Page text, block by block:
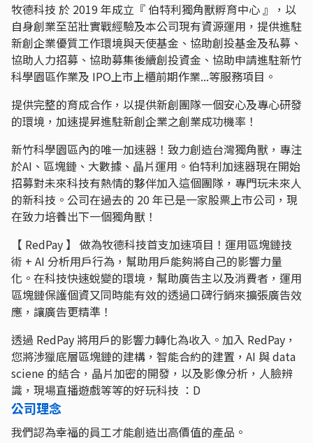
牧德科技 於 2019 年成立『 伯特利獨角獸孵育中心 』，以
自身創業至茁壯實戰經驗及本公司現有資源運用，提供進駐
新創企業優質工作環境與天使基金、協助創投基金及私募、
協助人力招募、協助募集後續創投資金、協助申請進駐新竹
科學園區作業及 IPO上市上櫃前期作業...等服務項目。
提供完整的育成合作，以提供新創團隊一個安心及專心研發
的環境，加速提昇進駐新創企業之創業成功機率！
新竹科學園區內的唯一加速器！致力創造台灣獨角獸，專注
於AI、區塊鏈、大數據、晶片運用。伯特利加速器現在開始
招募對未來科技有熱情的夥伴加入這個團隊，專門玩未來人
的新科技。公司在過去的 20 年已是一家股票上市公司，現
在致力培養出下一個獨角獸！
【 RedPay 】 做為牧德科技首支加速項目！運用區塊鏈技
術 + AI 分析用戶行為，幫助用戶能夠將自己的影響力量
化。在科技快速蛻變的環境，幫助廣告主以及消費者，運用
區塊鏈保護個資又同時能有效的透過口碑行銷來擴張廣告效
應，讓廣告更精準！
透過 RedPay 將用戶的影響力轉化為收入。加入 RedPay，
您將涉獵底層區塊鏈的建構，智能合約的建置，AI 與 data
sciene 的結合，晶片加密的開發，以及影像分析，人臉辨
識，現場直播遊戲等等的好玩科技 ：D
公司理念
我們認為幸福的員工才能創造出高價值的產品。